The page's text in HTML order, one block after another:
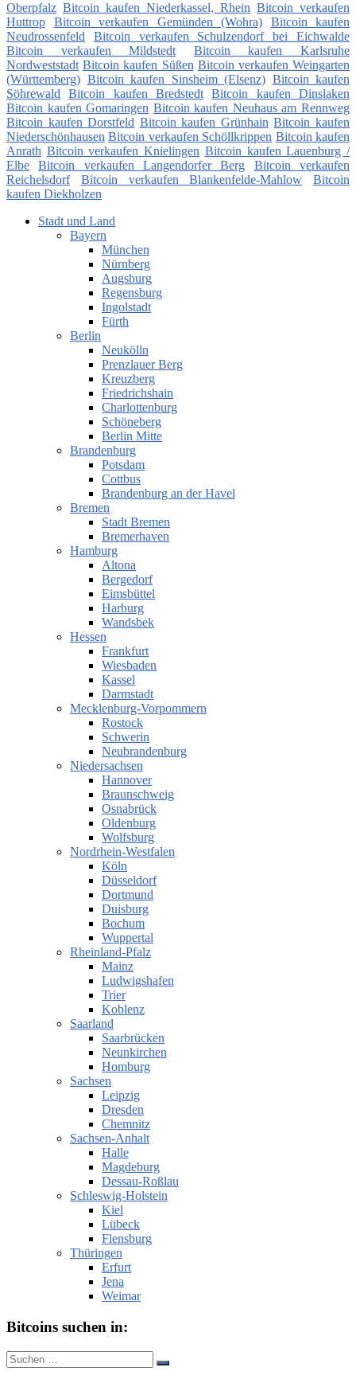
Oberpfalz Bitcoin kaufen Niederkassel, Rhein Bitcoin verkaufen
Huttrop
Bitcoin verkaufen Gemünden (Wohra)
Bitcoin kaufen
Neudrossenfeld
Bitcoin verkaufen Schulzendorf bei Eichwalde
Bitcoin verkaufen Mildstedt
Bitcoin kaufen Karlsruhe
Nordweststadt Bitcoin kaufen Süßen Bitcoin verkaufen Weingarten
(Württemberg) Bitcoin kaufen Sinsheim (Elsenz) Bitcoin kaufen
Söhrewald
Bitcoin kaufen Bredstedt
Bitcoin kaufen Dinslaken
Bitcoin kaufen Gomaringen Bitcoin kaufen Neuhaus am Rennweg
Bitcoin kaufen Dorstfeld Bitcoin kaufen Grünhain Bitcoin kaufen
Niederschönhausen Bitcoin verkaufen Schöllkrippen Bitcoin kaufen
Anrath Bitcoin verkaufen Knielingen Bitcoin kaufen Lauenburg /
Elbe
Bitcoin verkaufen Langendorfer Berg
Bitcoin verkaufen
Reichelsdorf
Bitcoin verkaufen Blankenfelde-Mahlow
Bitcoin
kaufen Diekholzen
Stadt und Land
Bayern
München
Nürnberg
Augsburg
Regensburg
Ingolstadt
Fürth
Berlin
Neukölln
Prenzlauer Berg
Kreuzberg
Friedrichshain
Charlottenburg
Schöneberg
Berlin Mitte
Brandenburg
Potsdam
Cottbus
Brandenburg an der Havel
Bremen
Stadt Bremen
Bremerhaven
Hamburg
Altona
Bergedorf
Eimsbüttel
Harburg
Wandsbek
Hessen
Frankfurt
Wiesbaden
Kassel
Darmstadt
Mecklenburg-Vorpommern
Rostock
Schwerin
Neubrandenburg
Niedersachsen
Hannover
Braunschweig
Osnabrück
Oldenburg
Wolfsburg
Nordrhein-Westfalen
Köln
Düsseldorf
Dortmund
Duisburg
Bochum
Wuppertal
Rheinland-Pfalz
Mainz
Ludwigshafen
Trier
Koblenz
Saarland
Saarbrücken
Neunkirchen
Homburg
Sachsen
Leipzig
Dresden
Chemnitz
Sachsen-Anhalt
Halle
Magdeburg
Dessau-Roßlau
Schleswig-Holstein
Kiel
Lübeck
Flensburg
Thüringen
Erfurt
Jena
Weimar
Bitcoins suchen in:
Suche
nach:
Suchen